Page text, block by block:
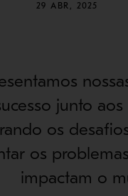
29 ABR, 2025
junto
os
os
impactam o